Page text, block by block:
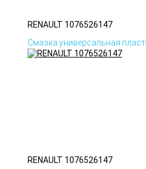
RENAULT 1076526147
Смазка универсальная
RENAULT 1076526147